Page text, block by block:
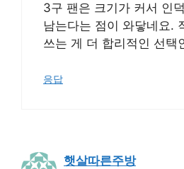
3구 팬은 크기가 커서 인
남는다는 점이 와닿네요.
쓰는 게 더 합리적인 선택
응답
햇살따른주방